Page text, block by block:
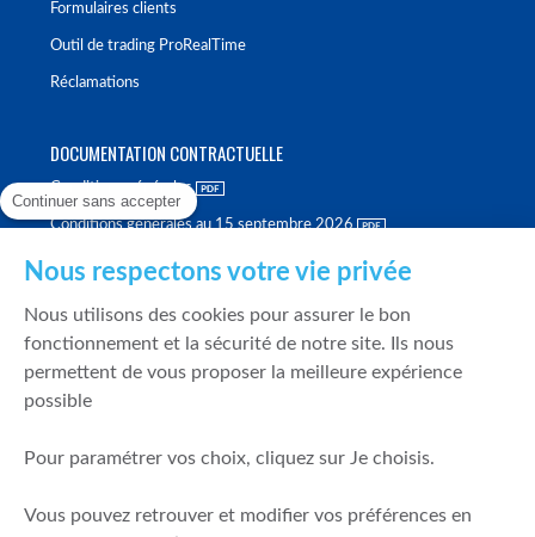
Formulaires clients
Outil de trading ProRealTime
Réclamations
DOCUMENTATION CONTRACTUELLE
Conditions générales
Conditions générales au 15 septembre 2026
Politique de meilleure sélection
Politique de durabilité
Fonds de garantie des dépôts et de résolution
Mentions légales
Continuer sans accepter
Nous respectons votre vie privée
Nous utilisons des cookies pour assurer le bon
fonctionnement et la sécurité de notre site. Ils nous
permettent de vous proposer la meilleure expérience
possible
Pour paramétrer vos choix, cliquez sur Je choisis.
Vous pouvez retrouver et modifier vos préférences en